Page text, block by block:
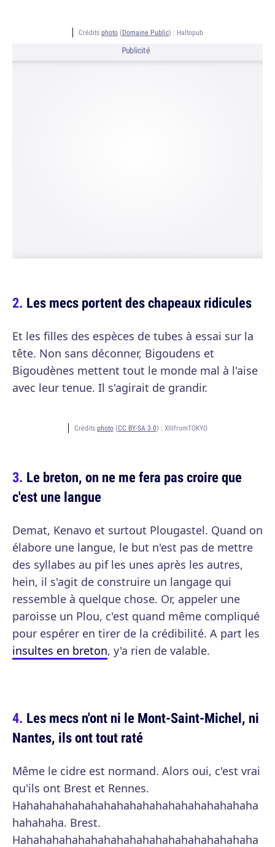
Crédits photo(Domaine Public) : Haltopub
Publicité
Les mecs portent des chapeaux ridicules
Et les filles des espèces de tubes à essai sur la
tête. Non sans déconner, Bigoudens et
Bigoudènes mettent tout le monde mal à l'aise
avec leur tenue. Il s'agirait de grandir.
Crédits photo(CC BY-SA 3.0) : XIIIfromTOKYO
Le breton, on ne me fera pas croire que
c'est une langue
Demat, Kenavo et surtout Plougastel. Quand on
élabore une langue, le but n'est pas de mettre
des syllabes au pif les unes après les autres,
hein, il s'agit de construire un langage qui
ressemble à quelque chose. Or, appeler une
paroisse un Plou, c'est quand même compliqué
pour espérer en tirer de la crédibilité. A part les
insultes en breton, y'a rien de valable.
Les mecs n'ont ni le Mont-Saint-Michel, ni
Nantes, ils ont tout raté
Même le cidre est normand. Alors oui, c'est vrai
qu'ils ont Brest et Rennes.
Hahahahahahahahahahahahahahahahahahaha
hahahaha. Brest.
Hahahahahahahahahahahahahahahahahahaha